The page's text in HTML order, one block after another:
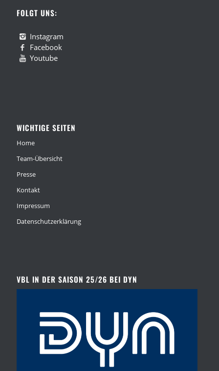
FOLGT UNS:
Instagram
Facebook
Youtube
WICHTIGE SEITEN
Home
Team-Übersicht
Presse
Kontakt
Impressum
Datenschutzerklärung
VBL IN DER SAISON 25/26 BEI DYN